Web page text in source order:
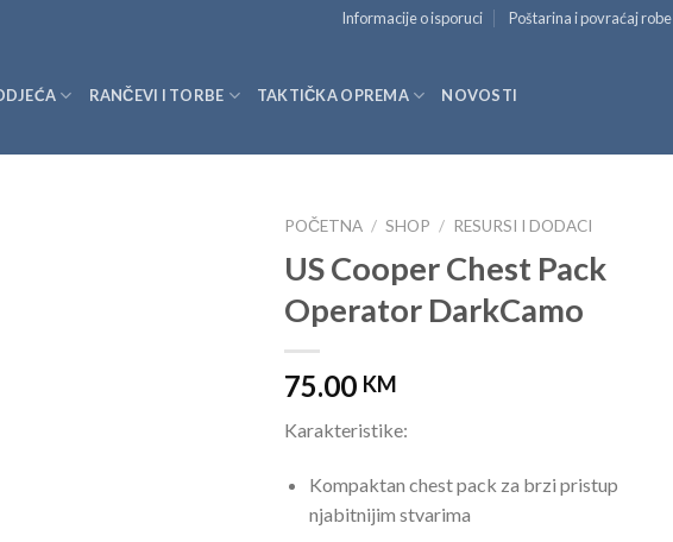
Informacije o isporuci Poštarina i povraćaj robe
RANČEVI I TORBE TAKTIČKA OPREMA NOVOSTI
POČETNA / SHOP / RESURSI I DODACI
US Cooper Chest Pack
Operator DarkCamo
75.00 KM
Karakteristike:
Kompaktan chest pack za brzi pristup
njabitnijim stvarima